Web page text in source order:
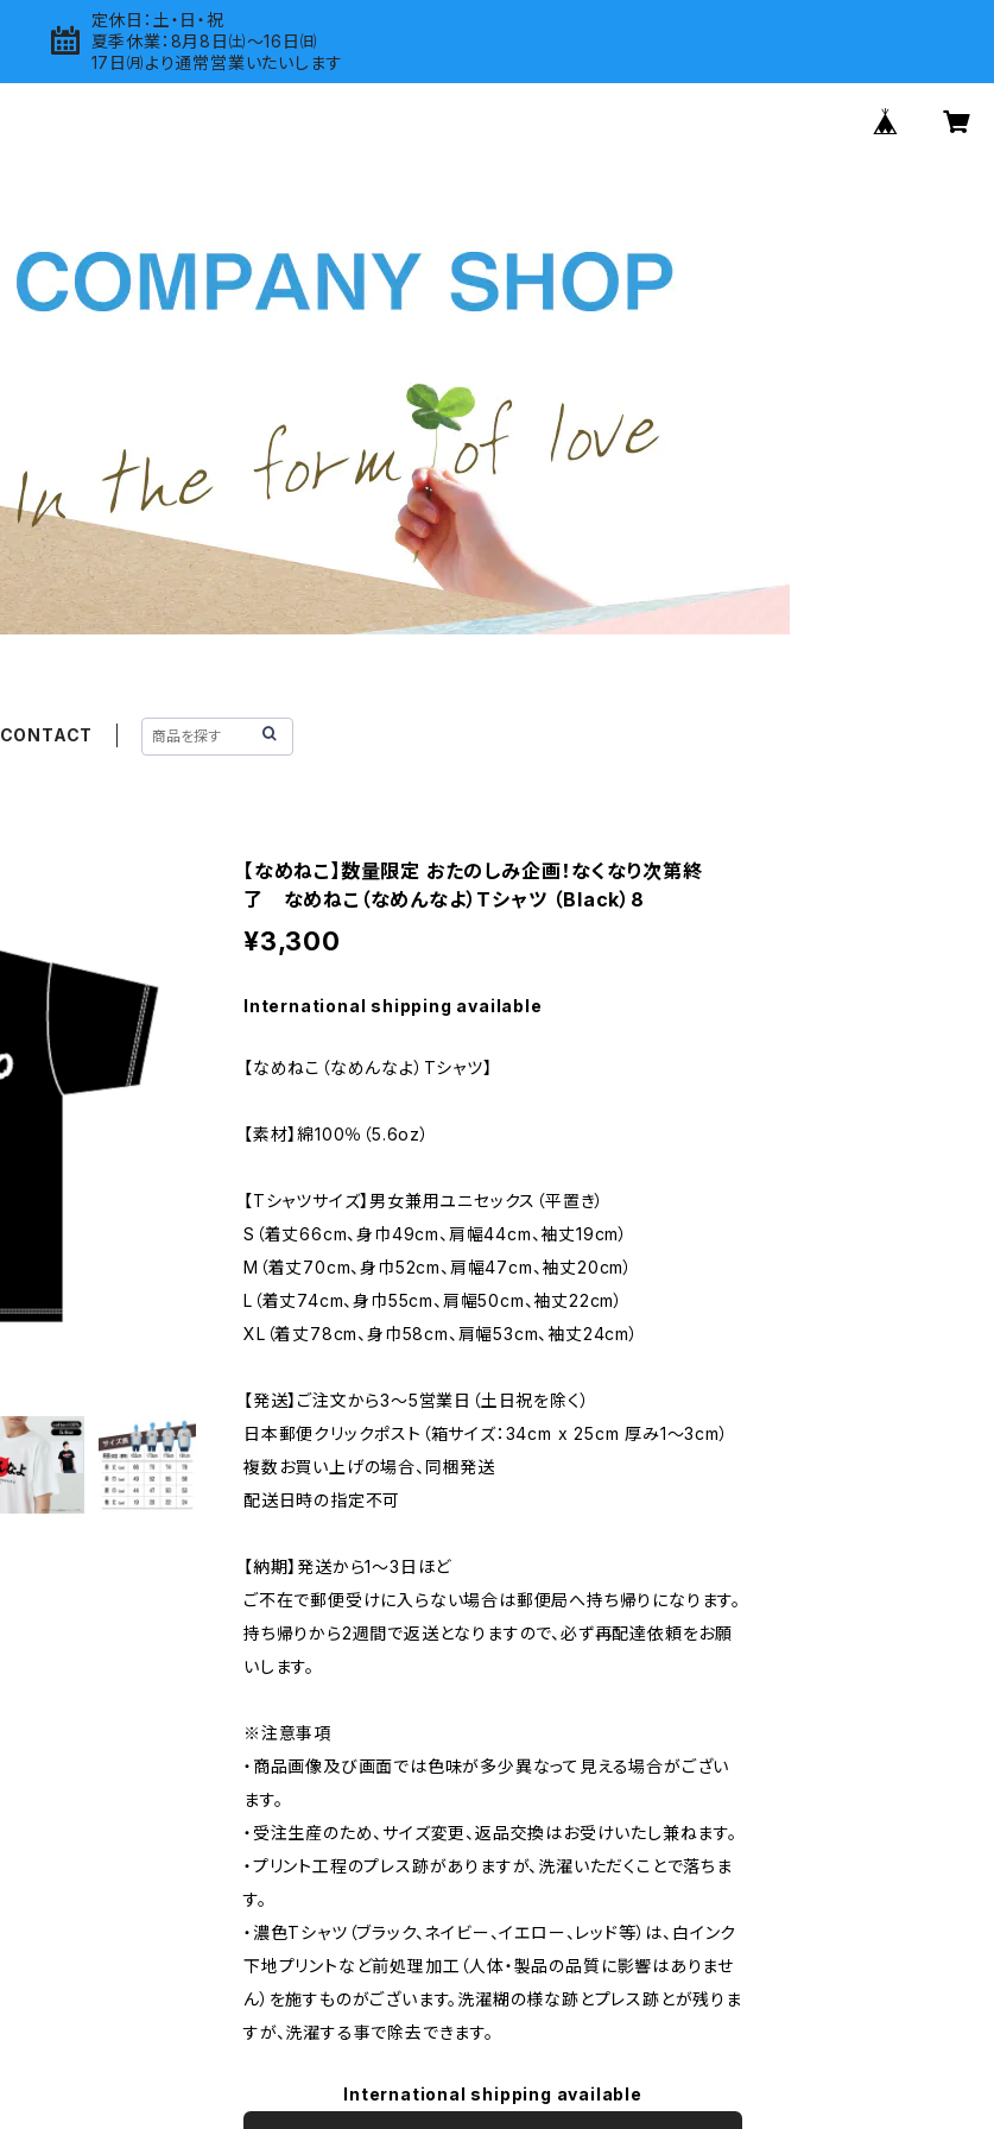
定休日：土・日・祝
夏季休業：8月8日㈯～16日㈰
17日㈪より通常営業いたいします
CONTACT
【なめねこ】数量限定 おたのしみ企画！なくなり次第終
了 なめねこ（なめんなよ）Tシャツ （Black）8
¥3,300
International shipping available
【なめねこ（なめんなよ）Tシャツ】
【素材】綿100％（5.6oz）
【Tシャツサイズ】男女兼用ユニセックス（平置き）
S（着丈66cm、身巾49cm、肩幅44cm、袖丈19cm）
M（着丈70cm、身巾52cm、肩幅47cm、袖丈20cm）
L（着丈74cm、身巾55cm、肩幅50cm、袖丈22cm）
XL（着丈78cm、身巾58cm、肩幅53cm、袖丈24cm）
【発送】ご注文から3〜5営業日（土日祝を除く）
日本郵便クリックポスト（箱サイズ：34cm x 25cm 厚み1〜3cm）
複数お買い上げの場合、同梱発送
配送日時の指定不可
【納期】発送から1〜3日ほど
ご不在で郵便受けに入らない場合は郵便局へ持ち帰りになります。
持ち帰りから2週間で返送となりますので、必ず再配達依頼をお願
いします。
※注意事項
・商品画像及び画面では色味が多少異なって見える場合がござい
ます。
・受注生産のため、サイズ変更、返品交換はお受けいたし兼ねます。
・プリント工程のプレス跡がありますが、洗濯いただくことで落ちま
す。
・濃色Tシャツ（ブラック、ネイビー、イエロー、レッド等）は、白インク
下地プリントなど前処理加工（人体・製品の品質に影響はありませ
ん）を施すものがございます。洗濯糊の様な跡とプレス跡とが残りま
すが、洗濯する事で除去できます。
International shipping available